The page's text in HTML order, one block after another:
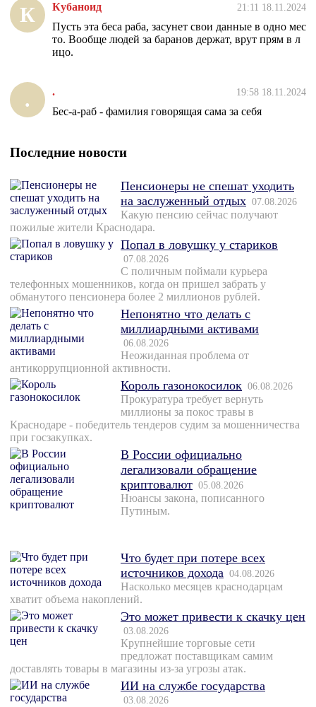
К Кубаноид 21:11 18.11.2024
Пусть эта беса раба, засунет свои данные в одно мес
то. Вообще людей за баранов держат, врут прям в л
ицо.
. . 19:58 18.11.2024
Бес-а-раб - фамилия говорящая сама за себя
Последние новости
Пенсионеры не спешат уходить
на заслуженный отдых 07.08.2026
Какую пенсию сейчас получают
пожилые жители Краснодара.
Попал в ловушку у стариков
07.08.2026
С поличным поймали курьера
телефонных мошенников, когда он пришел забрать у
обманутого пенсионера более 2 миллионов рублей.
Непонятно что делать с
миллиардными активами
06.08.2026
Неожиданная проблема от
антикоррупционной активности.
Король газонокосилок 06.08.2026
Прокуратура требует вернуть
миллионы за покос травы в
Краснодаре - победитель тендеров судим за мошенничества
при госзакупках.
В России официально
легализовали обращение
криптовалют 05.08.2026
Нюансы закона, пописанного
Путиным.
Что будет при потере всех
источников дохода 04.08.2026
Насколько месяцев краснодарцам
хватит объема накоплений.
Это может привести к скачку цен
03.08.2026
Крупнейшие торговые сети
предложат поставщикам самим
доставлять товары в магазины из-за угрозы атак.
ИИ на службе государства
03.08.2026